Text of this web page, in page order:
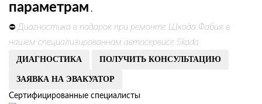
параметрам .
⛔ Диагностика в подарок при ремонте Шкода Фабия в
нашем специализированном автосервисе Skoda
ДИАГНОСТИКА ПОЛУЧИТЬ КОНСУЛЬТАЦИЮ
ЗАЯВКА НА ЭВАКУАТОР
Сертифицированные специалисты